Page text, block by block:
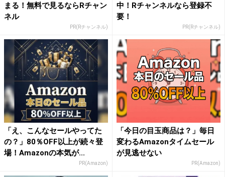
まる！無料で見るならRチャン
ネル
PR(Rチャンネル)
中！Rチャンネルなら登録不
要！
PR(Rチャンネル)
「え、こんなセールやってた
の？」80％OFF以上が続々登
場！Amazonの本気が...
PR(Amazon)
「今日の目玉商品は？」毎日
変わるAmazonタイムセール
が見逃せない
PR(Amazon)